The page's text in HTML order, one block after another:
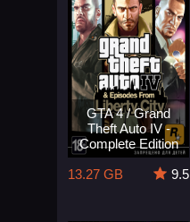
GTA 4 / Grand
Theft Auto IV -
Complete Edition
13.27 GB
9.5